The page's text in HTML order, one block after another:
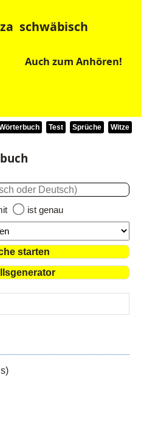
schwäbisch
Auch zum Anhören!
Test Sprüche Witze
ist genau